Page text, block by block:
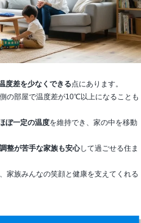
度差を少なくできる点にあります。
の部屋で温度差が10℃以上になることも
ぼ一定の温度を維持でき、家の中を移動
整が苦手な家族も安心して過ごせる住ま
家族みんなの笑顔と健康を支えてくれる